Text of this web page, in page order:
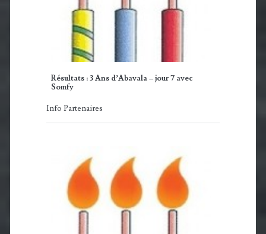
Résultats : 3 Ans d’Abavala – jour 7 avec
Somfy
Info Partenaires